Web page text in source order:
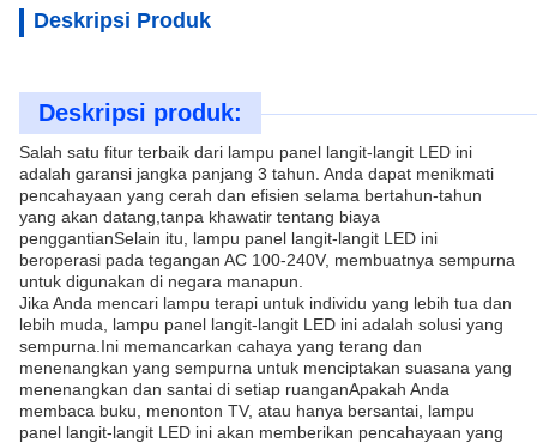
Deskripsi Produk
Deskripsi produk:
Salah satu fitur terbaik dari lampu panel langit-langit LED ini
adalah garansi jangka panjang 3 tahun. Anda dapat menikmati
pencahayaan yang cerah dan efisien selama bertahun-tahun
yang akan datang,tanpa khawatir tentang biaya
penggantianSelain itu, lampu panel langit-langit LED ini
beroperasi pada tegangan AC 100-240V, membuatnya sempurna
untuk digunakan di negara manapun.
Jika Anda mencari lampu terapi untuk individu yang lebih tua dan
lebih muda, lampu panel langit-langit LED ini adalah solusi yang
sempurna.Ini memancarkan cahaya yang terang dan
menenangkan yang sempurna untuk menciptakan suasana yang
menenangkan dan santai di setiap ruanganApakah Anda
membaca buku, menonton TV, atau hanya bersantai, lampu
panel langit-langit LED ini akan memberikan pencahayaan yang